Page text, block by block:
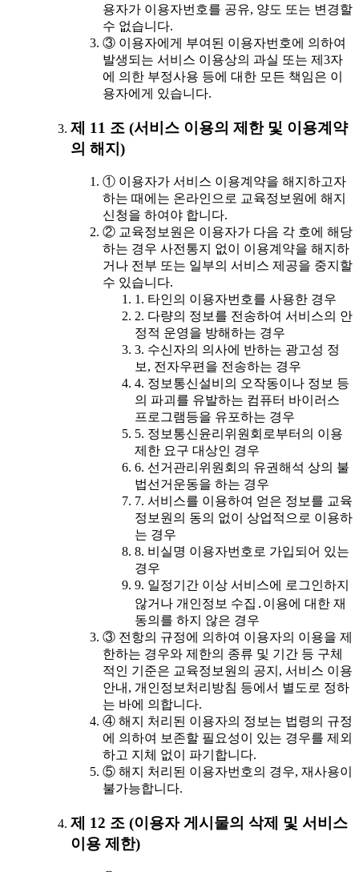
용자가 이용자번호를 공유, 양도 또는 변경할
수 없습니다.
③ 이용자에게 부여된 이용자번호에 의하여
발생되는 서비스 이용상의 과실 또는 제3자
에 의한 부정사용 등에 대한 모든 책임은 이
용자에게 있습니다.
제 11 조 (서비스 이용의 제한 및 이용계약
의 해지)
① 이용자가 서비스 이용계약을 해지하고자
하는 때에는 온라인으로 교육정보원에 해지
신청을 하여야 합니다.
② 교육정보원은 이용자가 다음 각 호에 해당
하는 경우 사전통지 없이 이용계약을 해지하
거나 전부 또는 일부의 서비스 제공을 중지할
수 있습니다.
1. 타인의 이용자번호를 사용한 경우
2. 다량의 정보를 전송하여 서비스의 안
정적 운영을 방해하는 경우
3. 수신자의 의사에 반하는 광고성 정
보, 전자우편을 전송하는 경우
4. 정보통신설비의 오작동이나 정보 등
의 파괴를 유발하는 컴퓨터 바이러스
프로그램등을 유포하는 경우
5. 정보통신윤리위원회로부터의 이용
제한 요구 대상인 경우
6. 선거관리위원회의 유권해석 상의 불
법선거운동을 하는 경우
7. 서비스를 이용하여 얻은 정보를 교육
정보원의 동의 없이 상업적으로 이용하
는 경우
8. 비실명 이용자번호로 가입되어 있는
경우
9. 일정기간 이상 서비스에 로그인하지
않거나 개인정보 수집․이용에 대한 재
동의를 하지 않은 경우
③ 전항의 규정에 의하여 이용자의 이용을 제
한하는 경우와 제한의 종류 및 기간 등 구체
적인 기준은 교육정보원의 공지, 서비스 이용
안내, 개인정보처리방침 등에서 별도로 정하
는 바에 의합니다.
④ 해지 처리된 이용자의 정보는 법령의 규정
에 의하여 보존할 필요성이 있는 경우를 제외
하고 지체 없이 파기합니다.
⑤ 해지 처리된 이용자번호의 경우, 재사용이
불가능합니다.
제 12 조 (이용자 게시물의 삭제 및 서비스
이용 제한)